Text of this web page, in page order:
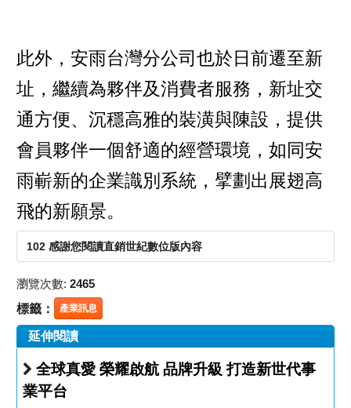
此外，安雨台灣分公司也於日前遷至新
址，繼續為夥伴及消費者服務，新址交
通方便、沉穩高雅的裝潢與陳設，提供
會員夥伴一個舒適的經營環境，如同安
雨嶄新的企業識別系統，擘劃出展翅高
飛的新願景。
102 感謝您閱讀直銷世紀數位版內容
瀏覽次數: 2465
標籤： 產業訊息
延伸閱讀
全球真愛 榮耀啟航 品牌升級 打造新世代事
業平台